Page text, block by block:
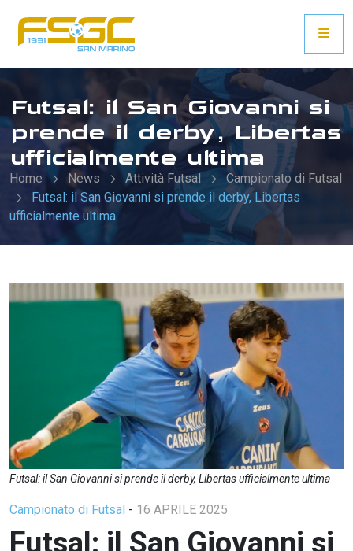
Futsal: il San Giovanni si
prende il derby, Libertas
ufficialmente ultima
Home News Attività Futsal
Campionato di Futsal
Futsal: il San Giovanni si prende il derby, Libertas
ufficialmente ultima
Futsal: il San Giovanni si prende il derby, Libertas ufficialmente ultima
Campionato di Futsal - 16 APRILE 2025
Futsal: il San Giovanni si